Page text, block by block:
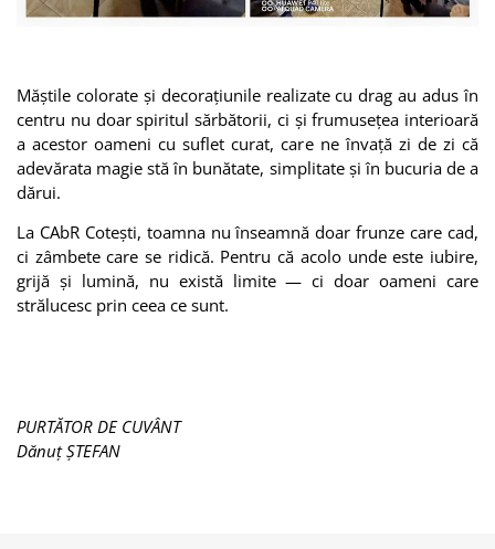
Măștile colorate și decorațiunile realizate cu drag au adus în
centru nu doar spiritul sărbătorii, ci și frumusețea interioară
a acestor oameni cu suflet curat, care ne învață zi de zi că
adevărata magie stă în bunătate, simplitate și în bucuria de a
dărui.
La CAbR Cotești, toamna nu înseamnă doar frunze care cad,
ci zâmbete care se ridică. Pentru că acolo unde este iubire,
grijă și lumină, nu există limite — ci doar oameni care
strălucesc prin ceea ce sunt.
PURTĂTOR DE CUVÂNT
Dănuț ȘTEFAN